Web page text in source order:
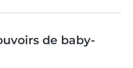
de baby-